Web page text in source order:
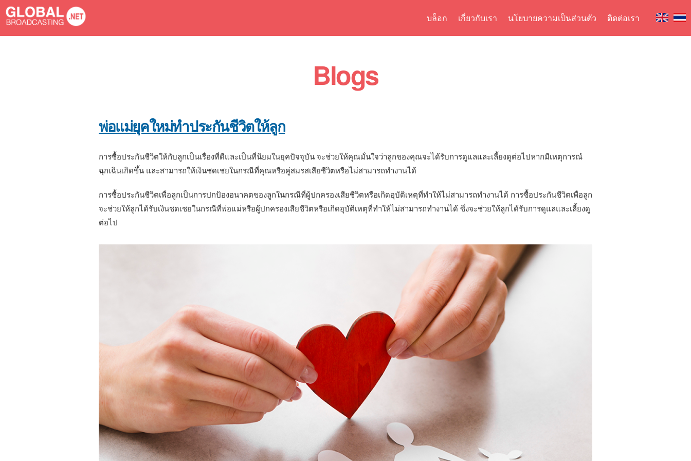
content
บล็อก เกี่ยวกับเรา นโยบายความเป็นส่วนตัว ติดต่อเรา
Blogs
พ่อแม่ยุคใหม่ทำประกันชีวิตให้ลูก
การซื้อประกันชีวิตให้กับลูกเป็นเรื่องที่ดีและเป็นที่นิยมในยุคปัจจุบัน จะช่วยให้คุณมั่นใจว่าลูกของคุณจะได้รับการดูแลและเลี้ยงดูต่อไปหากมีเหตุการณ์
ฉุกเฉินเกิดขึ้น และสามารถให้เงินชดเชยในกรณีที่คุณหรือคู่สมรสเสียชีวิตหรือไม่สามารถทำงานได้
การซื้อประกันชีวิตเพื่อลูกเป็นการปกป้องอนาคตของลูกในกรณีที่ผู้ปกครองเสียชีวิตหรือเกิดอุบัติเหตุที่ทำให้ไม่สามารถทำงานได้ การซื้อประกันชีวิตเพื่อลูก
จะช่วยให้ลูกได้รับเงินชดเชยในกรณีที่พ่อแม่หรือผู้ปกครองเสียชีวิตหรือเกิดอุบัติเหตุที่ทำให้ไม่สามารถทำงานได้ ซึ่งจะช่วยให้ลูกได้รับการดูแลและเลี้ยงดู
ต่อไป